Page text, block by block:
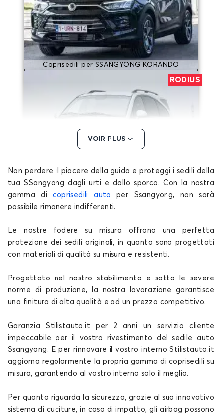
Coprisedili per SSANGYONG KORANDO
RODIUS
Coprisedili per SSANGYONG RODIUS
VOIR PLUS
Non perdere il piacere della guida e proteggi i sedili della
tua SSangyong dagli urti e dallo sporco. Con la nostra
gamma dicoprisedili auto
per Ssangyong, non sarà
possibile rimanere indifferenti.
Le nostre fodere su misura offrono una perfetta
protezione dei sedili originali, in quanto sono progettati
con materiali di qualità su misura e resistenti.
Progettato nel nostro stabilimento e sotto le severe
norme di produzione, la nostra lavorazione garantisce
una finitura di alta qualità e ad un prezzo competitivo.
Garanzia Stilistauto.it per 2 anni un servizio cliente
impeccabile per il vostro rivestimento del sedile auto
Ssangyong. E per rinnovare il vostro interno Stilistauto.it
aggiorna regolarmente la propria gamma di coprisedili su
misura, garantendo al vostro interno solo il meglio.
Per quanto riguarda la sicurezza, grazie al suo innovativo
sistema di cuciture, in caso di impatto, gli airbag possono